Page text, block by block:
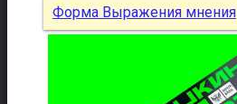
Форма Выражения мнения